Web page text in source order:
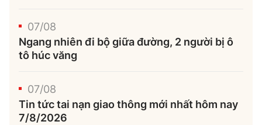
07/08
Ngang nhiên đi bộ giữa đường, 2 người bị ô
tô húc văng
07/08
Tin tức tai nạn giao thông mới nhất hôm nay
7/8/2026